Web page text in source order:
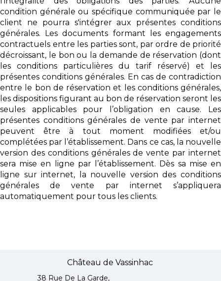
condition générale ou spécifique communiquée par le
client ne pourra s'intégrer aux présentes conditions
générales. Les documents formant les engagements
contractuels entre les parties sont, par ordre de priorité
décroissant, le bon ou la demande de réservation (dont
les conditions particulières du tarif réservé) et les
présentes conditions générales. En cas de contradiction
entre le bon de réservation et les conditions générales,
les dispositions figurant au bon de réservation seront les
seules applicables pour l’obligation en cause. Les
présentes conditions générales de vente par internet
peuvent être à tout moment modifiées et/ou
complétées par l’établissement. Dans ce cas, la nouvelle
version des conditions générales de vente par internet
sera mise en ligne par l’établissement. Dès sa mise en
ligne sur internet, la nouvelle version des conditions
générales de vente par internet s’appliquera
automatiquement pour tous les clients.
Château de Vassinhac
38 Rue De La Garde,